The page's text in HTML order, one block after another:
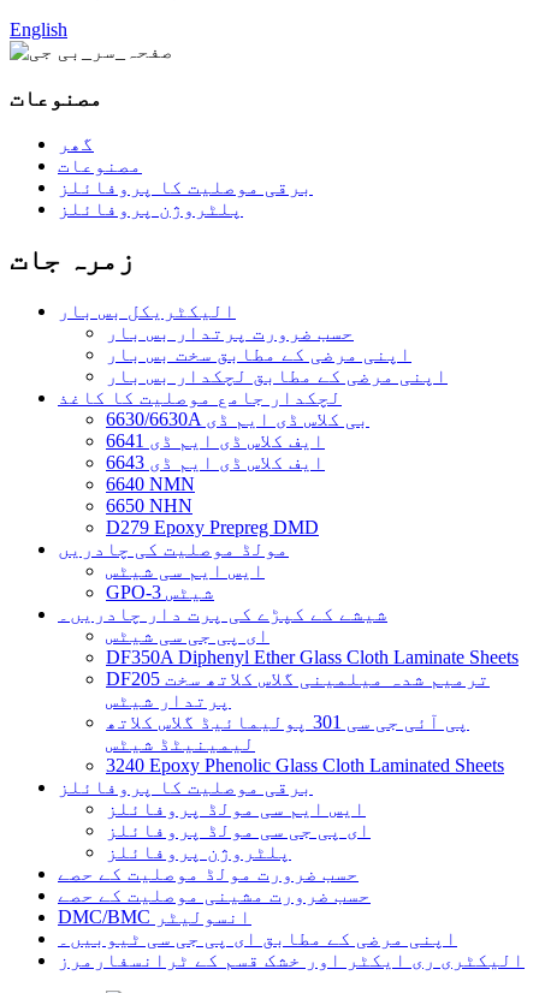
English
مصنوعات
گھر
مصنوعات
برقی موصلیت کا پروفائلز
پلٹروژن پروفائلز
زمرہ جات
الیکٹریکل بس بار
حسب ضرورت پرتدار بس بار
اپنی مرضی کے مطابق سخت بس بار
اپنی مرضی کے مطابق لچکدار بس بار
لچکدار جامع موصلیت کا کاغذ
6630/6630A بی کلاس ڈی ایم ڈی
6641 ایف کلاس ڈی ایم ڈی
6643 ایف کلاس ڈی ایم ڈی
6640 NMN
6650 NHN
D279 Epoxy Prepreg DMD
مولڈ موصلیت کی چادریں
ایس ایم سی شیٹس
GPO-3 شیٹس
شیشے کے کپڑے کی پرت دار چادریں۔
ای پی جی سی شیٹس
DF350A Diphenyl Ether Glass Cloth Laminate Sheets
DF205 ترمیم شدہ میلمینی گلاس کلاتھ سخت
پرتدار شیٹس
پی آئی جی سی 301 پولیمائیڈ گلاس کلاتھ
لیمینیٹڈ شیٹس
3240 Epoxy Phenolic Glass Cloth Laminated Sheets
برقی موصلیت کا پروفائلز
ایس ایم سی مولڈ پروفائلز
ای پی جی سی مولڈ پروفائلز
پلٹروژن پروفائلز
حسب ضرورت مولڈ موصلیت کے حصے
حسب ضرورت مشینی موصلیت کے حصے
DMC/BMC انسولیٹر
اپنی مرضی کے مطابق ای پی جی سی ٹیوبیں۔
الیکٹری ری ایکٹر اور خشک قسم کے ٹرانسفارمرز